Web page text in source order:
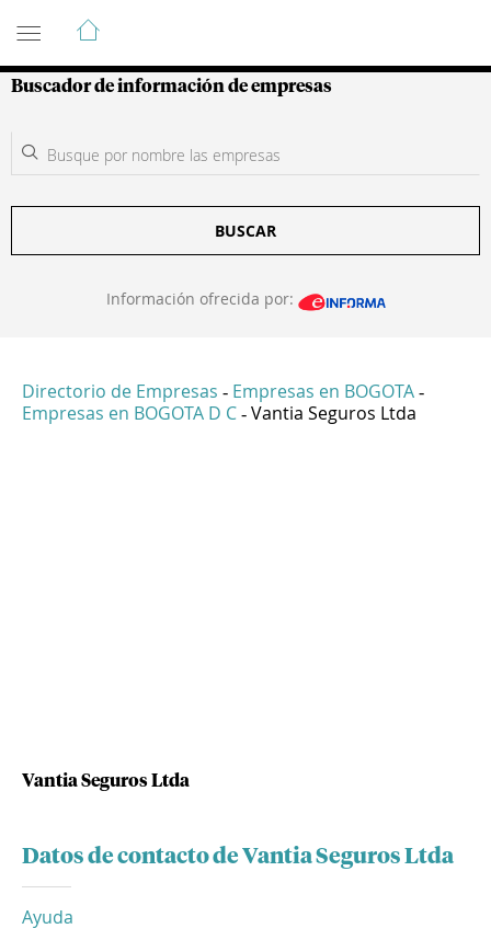
Guía de Empresas Colombianas
Buscador de información de empresas
BUSCAR
Información ofrecida por:
Directorio de Empresas - Empresas en BOGOTA -
Empresas en BOGOTA D C - Vantia Seguros Ltda
Vantia Seguros Ltda
Datos de contacto de Vantia Seguros Ltda
Ayuda